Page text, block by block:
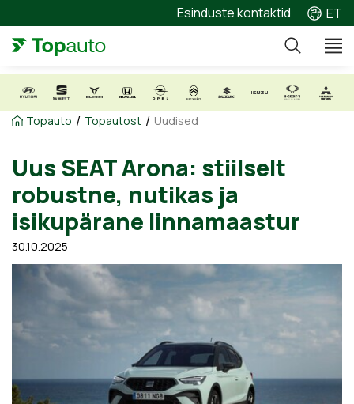
Esinduste kontaktid ET
Topauto / Topautost / Uudised
Uus SEAT Arona: stiilselt
robustne, nutikas ja
isikupärane linnamaastur
30.10.2025